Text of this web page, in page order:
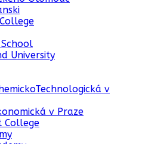
University
v
v Praze
College